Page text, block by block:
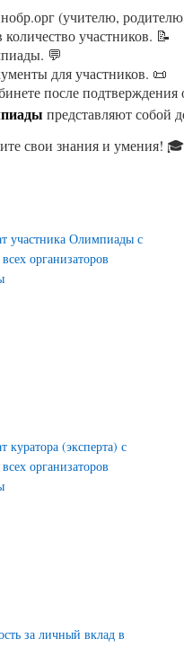
(учителю,
количество участников. 📝
💬
для участников. 📜
после
представляют собой
свои знания и умения! 🎓
участника Олимпиады с
организаторов
куратора (эксперта) с
организаторов
за личный вклад в